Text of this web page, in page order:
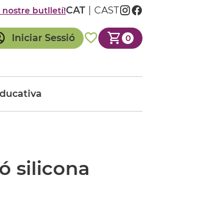
Iniciar Sessió 0
nostre butlletí!CAT CAST
silicona